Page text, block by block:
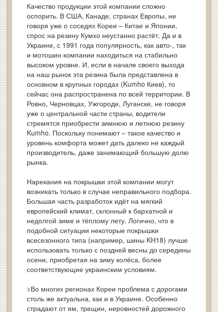
Качество продукции этой компании сложно
оспорить. В США, Канаде, странах Европы, не
говоря уже о соседях Кореи – Китае и Японии,
спрос на резину Кумхо неустанно растёт. Да и в
Украине, с 1991 года популярность, как авто-, так
и мотошин компании находиться на стабильно
высоком уровне. И, если в начале своего выхода
на наш рынок эта резина была представлена в
основном в крупных городах (Kumho Киев), то
сейчас она распространена по всей территории. В
Ровно, Черновцах, Ужгороде, Луганске, не говоря
уже о центральной части страны, водители
стремятся приобрести зимнюю и летнюю резину
Kumho. Поскольку понимают – такое качество и
уровень комфорта может дать далеко не каждый
производитель, даже занимающий большую долю
рынка.
Нарекания на покрышки этой компании могут
возникать только в случае неправильного подбора.
Большая часть разработок идёт на мягкий
европейский климат, склонный к бархатной и
недолгой зиме и тёплому лету. Логично, что в
подобной ситуации некоторые покрышки
всесезонного типа (например, шины KH18) лучше
использовать только с поздней весны до середины
осени, приобретая на зиму колёса, более
соответствующие украинским условиям.
>Во многих регионах Кореи проблема с дорогами
столь же актуальна, как и в Украине. Особенно
страдают от ям, трещин, неровностей дорожного